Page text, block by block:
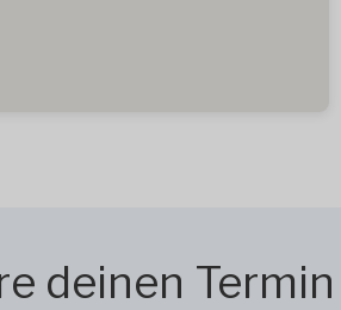
deinen Termin